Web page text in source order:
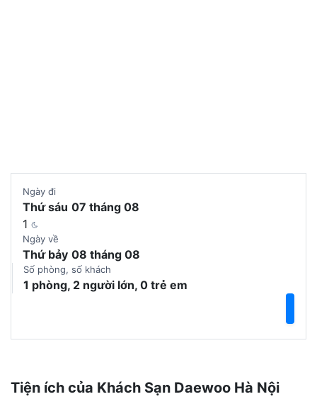
Ngày đi
Thứ sáu 07 tháng 08
1
Ngày về
Thứ bảy 08 tháng 08
Số phòng, số khách
1 phòng, 2 người lớn, 0 trẻ em
Tiện ích của Khách Sạn Daewoo Hà Nội